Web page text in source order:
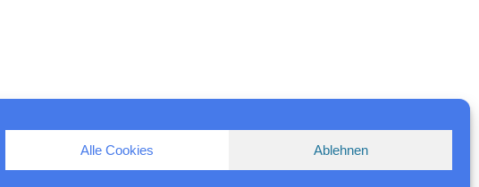
Alle Cookies Ablehnen